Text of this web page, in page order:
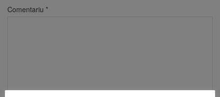
Comentariu *